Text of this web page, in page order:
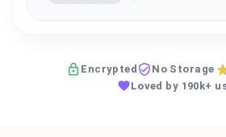
Encrypted No Storage
Loved by 190k+